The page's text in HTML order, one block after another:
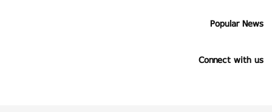
Popular News
Connect with us